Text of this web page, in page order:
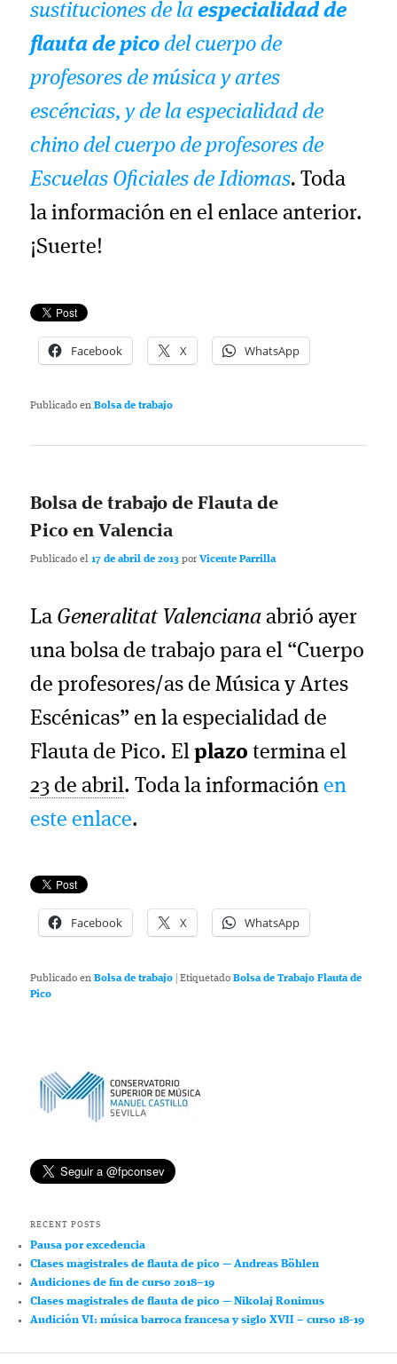
sustituciones de laespecialidad de
flauta de pico del cuerpo de
profesores de música y artes
escéncias, y de la especialidad de
chino del cuerpo de profesores de
Escuelas Oficiales de Idiomas. Toda
la información en el enlace anterior.
¡Suerte!
Facebook X WhatsApp
Publicado en Bolsa de trabajo
Bolsa de trabajo de Flauta de
Pico en Valencia
Publicado el17 de abril de 2013 porVicente Parrilla
La Generalitat Valenciana abrió ayer
una bolsa de trabajo para el “Cuerpo
de profesores/as de Música y Artes
Escénicas” en la especialidad de
Flauta de Pico. Elplazo termina el
23 de abril. Toda la informaciónen
este enlace.
Facebook X WhatsApp
Publicado en Bolsa de trabajo |Etiquetado Bolsa de Trabajo Flauta de
Pico
RECENT POSTS
Pausa por excedencia
Clases magistrales de flauta de pico — Andreas Böhlen
Audiciones de fin de curso 2018–19
Clases magistrales de flauta de pico — Nikolaj Ronimus
Audición VI: música barroca francesa y siglo XVII – curso 18-19